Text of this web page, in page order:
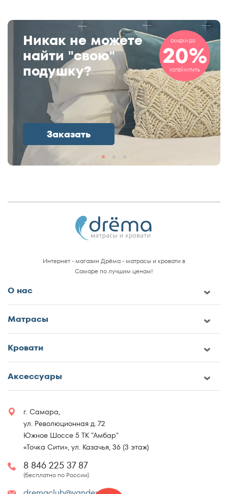
Никак не можете
найти "свою"
подушку?
Заказать
СКИДКИ ДО
20%
УСПЕЙ КУПИТЬ
Интернет - магазин Дрёма - матрасы и кровати в
Самаре по лучшим ценам!
О нас
Матрасы
Кровати
Аксессуары
г. Самара,
ул. Революционная д. 72
Южное Шоссе 5 ТК "Амбар"
«Точка Сити», ул. Казачья, 36 (3 этаж)
8 846 225 37 87
(бесплатно по России)